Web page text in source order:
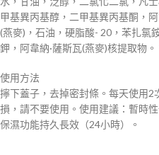
甲基異丙基醇，二甲基異丙基酮，
(燕麥)，石油，硬脂酸- 20，苯扎氯
鉀，阿韋納·薩斯瓦(燕麥)核提取物
使用方法
擰下蓋子，去掉密封條。每天使用
損，請不要使用。使用建議：暫時
保濕功能持久長效（24小時）。